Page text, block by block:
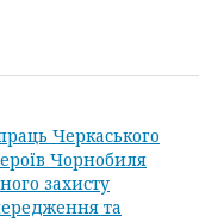
Черкаського
Чорнобиля
захисту
та